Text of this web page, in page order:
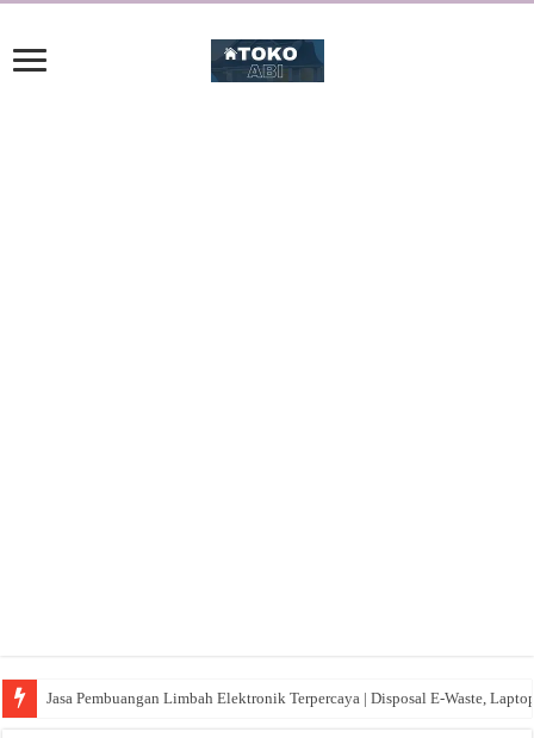
Jasa Pembuangan Limbah Elektronik Terpercaya | Disposal E-Waste,